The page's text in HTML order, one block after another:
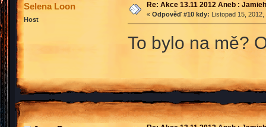
Selena Loon
Host
Re: Akce 13.11 2012 Aneb :
« Odpověď #10 kdy: Listopad 15,
To bylo na mě?